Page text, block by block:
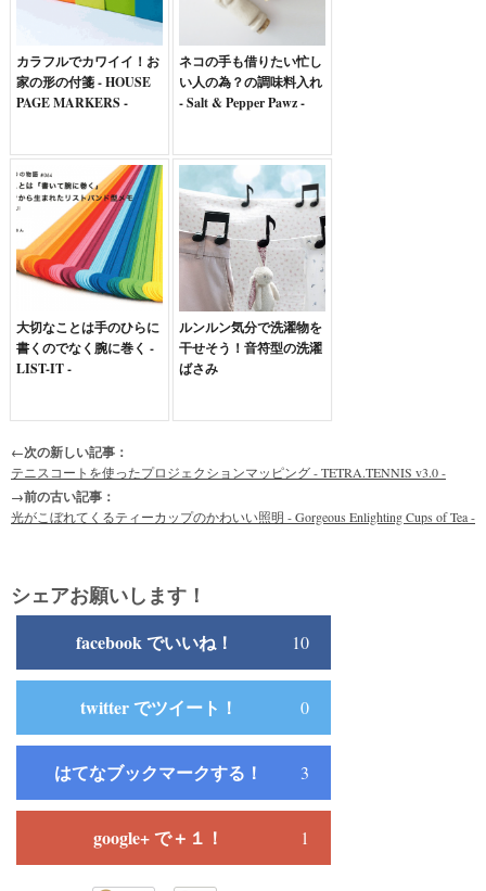
カラフルでカワイイ！お
家の形の付箋 - HOUSE
PAGE MARKERS -
ネコの手も借りたい忙し
い人の為？の調味料入れ
- Salt & Pepper Pawz -
大切なことは手のひらに
書くのでなく腕に巻く -
LIST-IT -
ルンルン気分で洗濯物を
干せそう！音符型の洗濯
ばさみ
←次の新しい記事：
テニスコートを使ったプロジェクションマッピング - TETRA.TENNIS v3.0 -
→前の古い記事：
光がこぼれてくるティーカップのかわいい照明 - Gorgeous Enlighting Cups of Tea -
シェアお願いします！
facebook でいいね！ 10
twitter でツイート！ 0
はてなブックマークする！ 3
google+ で＋１！ 1